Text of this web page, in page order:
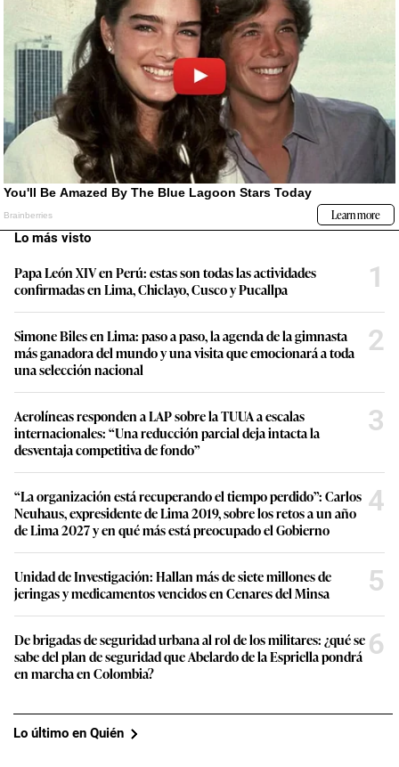
Lo más visto
Papa León XIV en Perú: estas son todas las actividades
confirmadas en Lima, Chiclayo, Cusco y Pucallpa
1
Simone Biles en Lima: paso a paso, la agenda de la gimnasta
más ganadora del mundo y una visita que emocionará a toda
una selección nacional
2
Aerolíneas responden a LAP sobre la TUUA a escalas
internacionales: “Una reducción parcial deja intacta la
desventaja competitiva de fondo”
3
“La organización está recuperando el tiempo perdido”: Carlos
Neuhaus, expresidente de Lima 2019, sobre los retos a un año
de Lima 2027 y en qué más está preocupado el Gobierno
4
Unidad de Investigación: Hallan más de siete millones de
jeringas y medicamentos vencidos en Cenares del Minsa
5
De brigadas de seguridad urbana al rol de los militares: ¿qué se
sabe del plan de seguridad que Abelardo de la Espriella pondrá
en marcha en Colombia?
6
Lo último en Quién